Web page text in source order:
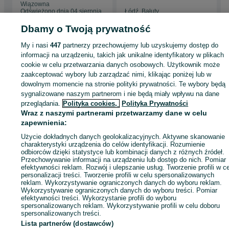
Wiązowna
Odświeżono dnia 04 sierpnia
Łódź, Bałuty
Strona główna Sport i Hobby Sporty wodne Łodzie i jachty
Motorowe
Motorowe - Łódzkie
Motorowe - Łódź Motorowe - Bałuty
KATEGORIA
ID:1041030958 Wyświetlenia:
Zadzwoń / SMS Wyślij wiadomość
Dbamy o Twoją prywatność
My i nasi447 partnerzy przechowujemy lub uzyskujemy dostęp do
informacji na urządzeniu, takich jak unikalne identyfikatory w plikach
cookie w celu przetwarzania danych osobowych. Użytkownik może
zaakceptować wybory lub zarządzać nimi, klikając poniżej lub w
dowolnym momencie na stronie polityki prywatności. Te wybory będą
sygnalizowane naszym partnerom i nie będą miały wpływu na dane
przeglądania. Polityka cookies, Polityka Prywatności
Wraz z naszymi partnerami przetwarzamy dane w celu
zapewnienia:
Użycie dokładnych danych geolokalizacyjnych. Aktywne skanowanie
charakterystyki urządzenia do celów identyfikacji. Rozumienie
odbiorców dzięki statystyce lub kombinacji danych z różnych źródeł.
Przechowywanie informacji na urządzeniu lub dostęp do nich. Pomiar
efektywności reklam. Rozwój i ulepszanie usług. Tworzenie profili w
personalizacji treści. Tworzenie profili w celu spersonalizowanych
reklam. Wykorzystywanie ograniczonych danych do wyboru reklam.
Wykorzystywanie ograniczonych danych do wyboru treści. Pomiar
efektywności treści. Wykorzystanie profili do wyboru
spersonalizowanych reklam. Wykorzystywanie profili w celu doboru
spersonalizowanych treści.
Lista partnerów (dostawców)